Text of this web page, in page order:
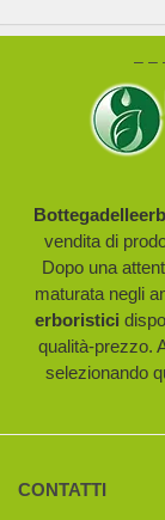
– –
vendita di
Dopo una
maturata negli
erboristici
qualità-prezzo.
selezionando
CONTATTI